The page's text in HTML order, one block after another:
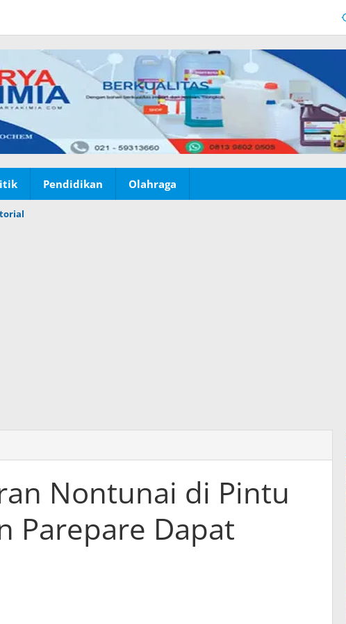
Pendidikan Olahraga
Nontunai di Pintu
Parepare Dapat